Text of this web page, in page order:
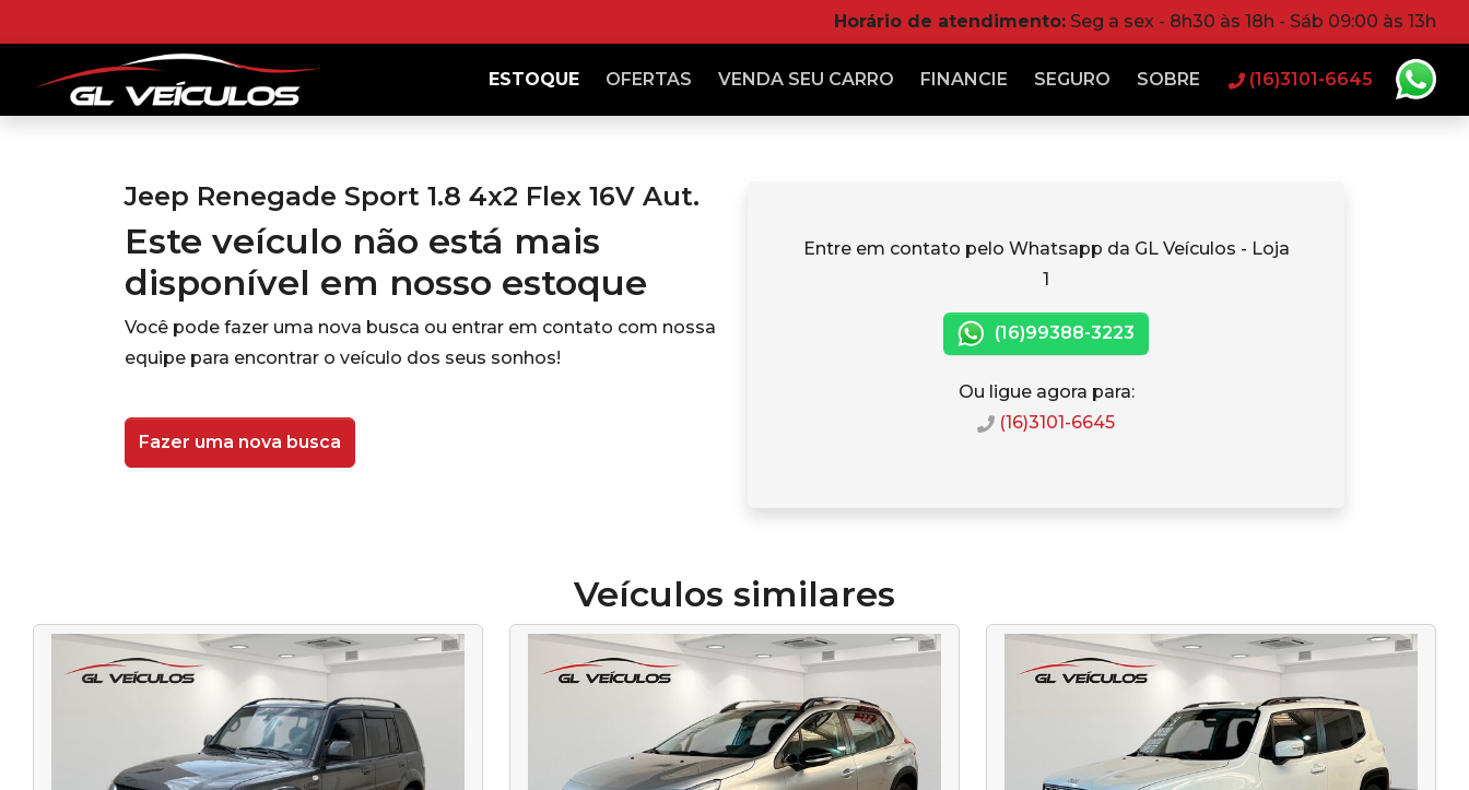
Horário de atendimento: Seg a sex - 8h30 às 18h - Sáb 09:00 às 13h
ESTOQUE OFERTAS VENDA SEU CARRO FINANCIE SEGURO SOBRE (16)3101-6645
Jeep Renegade Sport 1.8 4x2 Flex 16V Aut.
Este veículo não está mais
disponível em nosso estoque
Você pode fazer uma nova busca ou entrar em contato com nossa
equipe para encontrar o veículo dos seus sonhos!
Fazer uma nova busca
Entre em contato pelo Whatsapp da GL Veículos - Loja
1
(16)99388-3223
Ou ligue agora para:
(16)3101-6645
Veículos similares